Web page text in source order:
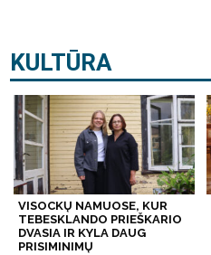
KULTŪRA
VISOCKŲ NAMUOSE, KUR
TEBESKLANDO PRIEŠKARIO
DVASIA IR KYLA DAUG
PRISIMINIMŲ